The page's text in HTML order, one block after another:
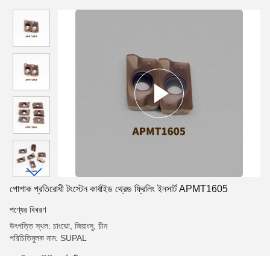
পোশাক প্রতিরোধী টংস্টেন কার্বাইড থ্রেড ফ্রিলিং ইনসার্ট APMT1605
পণ্যের বিবরণ
উৎপত্তি স্থল: চাংঝো, জিয়াংসু, চীন
পরিচিতিমুলক নাম: SUPAL